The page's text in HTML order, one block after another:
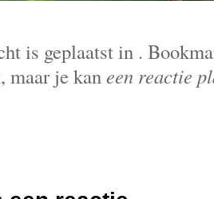
is geplaatst in .
maar je kaneen reactie